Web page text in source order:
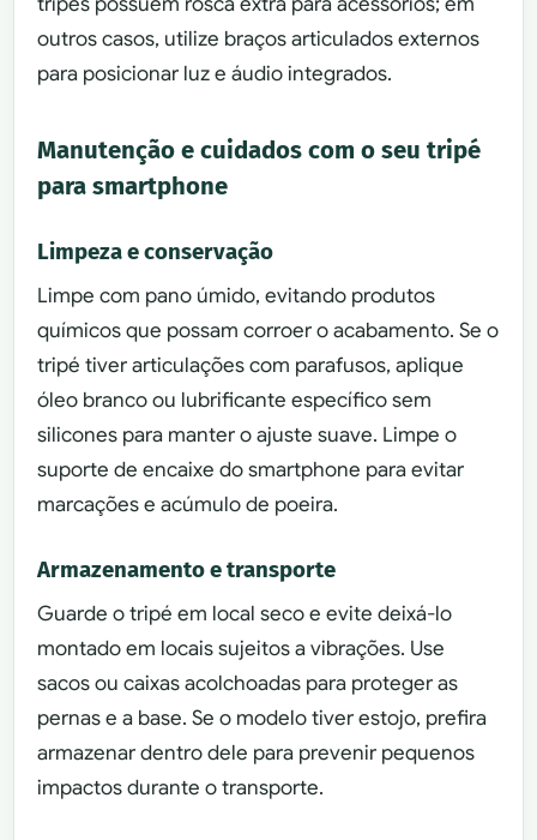
outros casos, utilize braços articulados externos
para posicionar luz e áudio integrados.
Manutenção e cuidados com o seu tripé
para smartphone
Limpeza e conservação
Limpe com pano úmido, evitando produtos
químicos que possam corroer o acabamento. Se o
tripé tiver articulações com parafusos, aplique
óleo branco ou lubrificante específico sem
silicones para manter o ajuste suave. Limpe o
suporte de encaixe do smartphone para evitar
marcações e acúmulo de poeira.
Armazenamento e transporte
Guarde o tripé em local seco e evite deixá-lo
montado em locais sujeitos a vibrações. Use
sacos ou caixas acolchoadas para proteger as
pernas e a base. Se o modelo tiver estojo, prefira
armazenar dentro dele para prevenir pequenos
impactos durante o transporte.